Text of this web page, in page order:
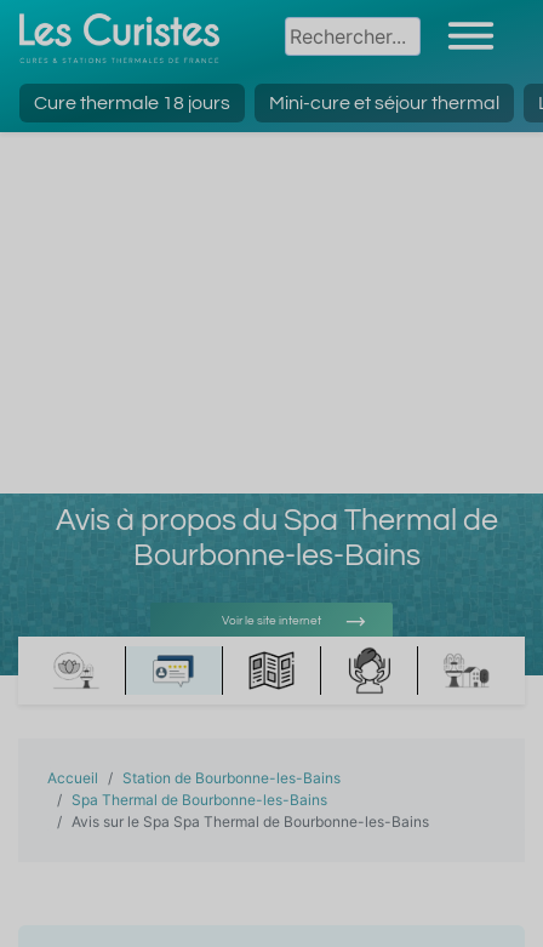
Cure thermale 18 jours Mini-cure et séjour thermal
Avis à propos du Spa Thermal de
Bourbonne-les-Bains
Voir le site internet
Voir l'adresse e-mail
Accueil
Station de Bourbonne-les-Bains
Spa Thermal de Bourbonne-les-Bains
Avis sur le Spa Spa Thermal de Bourbonne-les-Bains